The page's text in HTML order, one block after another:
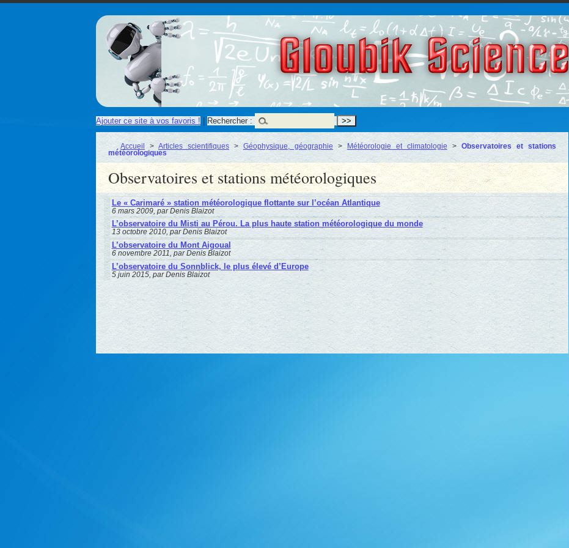
Gloubik Sciences
Ajouter ce site à vos favoris ! | Rechercher :
Accueil > Articles scientifiques> Géophysique, géographie > Météorologie et climatologie > Observatoires et stations
météorologiques
Observatoires et stations météorologiques
Le « Carimaré » station météorologique flottante sur l’océan Atlantique
6 mars 2009, par Denis Blaizot
L’observatoire du Misti au Pérou. La plus haute station météorologique du monde
13 octobre 2010, par Denis Blaizot
L’observatoire du Mont Aigoual
6 novembre 2011, par Denis Blaizot
L’observatoire du Sonnblick, le plus élevé d’Europe
5 juin 2015, par Denis Blaizot